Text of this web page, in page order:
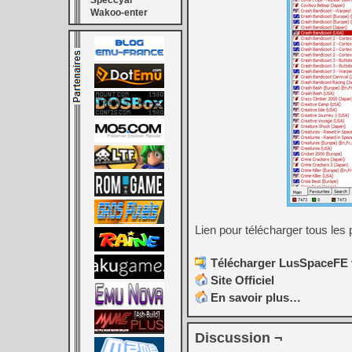
Wakoo-enter
Lien pour télécharger tous
Télécharger LusSpaceFE
Site Officiel
En savoir plus…
Discussion ¬